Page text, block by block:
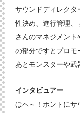
サウンドディレクタ
性決め、進行管理、
さんのマネジメン
の部分ですとプロモ
あとモンスターや武
インタビュアー
ほへ～！ホントにサ